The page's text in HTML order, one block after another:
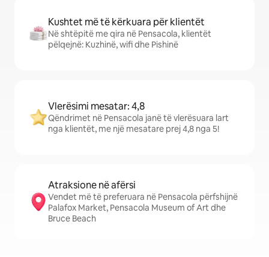
Kushtet më të kërkuara për klientët
Në shtëpitë me qira në Pensacola, klientët
pëlqejnë: Kuzhinë, wifi dhe Pishinë
Vlerësimi mesatar: 4,8
Qëndrimet në Pensacola janë të vlerësuara lart
nga klientët, me një mesatare prej 4,8 nga 5!
Atraksione në afërsi
Vendet më të preferuara në Pensacola përfshijnë
Palafox Market, Pensacola Museum of Art dhe
Bruce Beach